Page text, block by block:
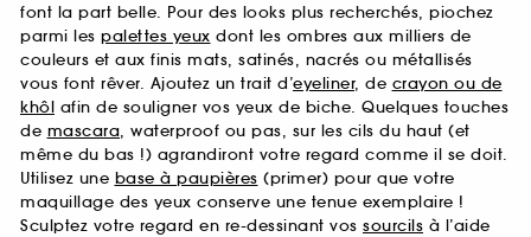
font la part belle. Pour des looks plus recherchés, piochez
parmi les palettes yeux dont les ombres aux milliers de
couleurs et aux finis mats, satinés, nacrés ou métallisés
vous font rêver. Ajoutez un trait d’eyeliner, de crayon ou de
khôl afin de souligner vos yeux de biche. Quelques touches
de mascara, waterproof ou pas, sur les cils du haut (et
même du bas !) agrandiront votre regard comme il se doit.
Utilisez une base à paupières (primer) pour que votre
maquillage des yeux conserve une tenue exemplaire !
Sculptez votre regard en re-dessinant vos sourcils à l’aide